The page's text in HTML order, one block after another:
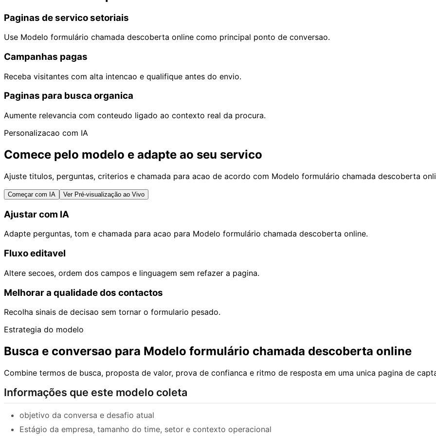
Paginas de servico setoriais
Use Modelo formulário chamada descoberta online como principal ponto de conversao.
Campanhas pagas
Receba visitantes com alta intencao e qualifique antes do envio.
Paginas para busca organica
Aumente relevancia com conteudo ligado ao contexto real da procura.
Personalizacao com IA
Comece pelo modelo e adapte ao seu servico
Ajuste titulos, perguntas, criterios e chamada para acao de acordo com Modelo formulário chamada descoberta
Começar com IA Ver Pré-visualização ao Vivo
Ajustar com IA
Adapte perguntas, tom e chamada para acao para Modelo formulário chamada descoberta online.
Fluxo editavel
Altere secoes, ordem dos campos e linguagem sem refazer a pagina.
Melhorar a qualidade dos contactos
Recolha sinais de decisao sem tornar o formulario pesado.
Estrategia do modelo
Busca e conversao para Modelo formulário chamada descoberta online
Combine termos de busca, proposta de valor, prova de confianca e ritmo de resposta em uma unica pagina de
Informações que este modelo coleta
objetivo da conversa e desafio atual
Estágio da empresa, tamanho do time, setor e contexto operacional